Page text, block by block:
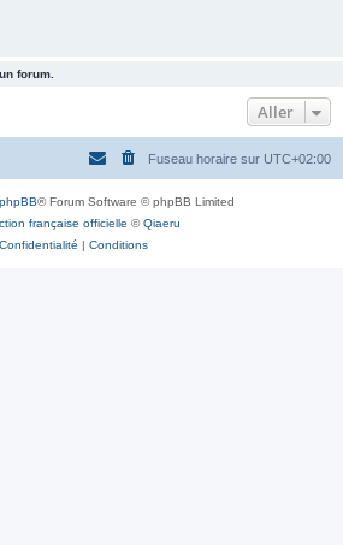
forum.
Aller
Fuseau horaire sur UTC+02:00
phpBB® Forum Software © phpBB Limited
française officielle ©Qiaeru
Confidentialité | Conditions